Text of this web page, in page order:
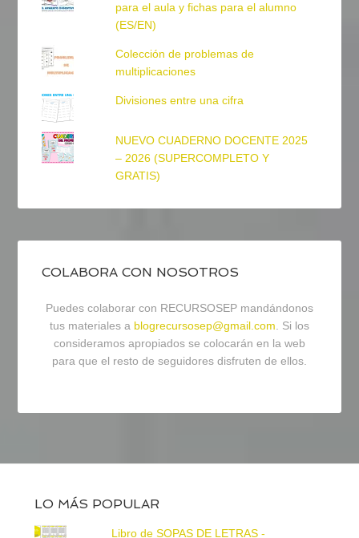
para el aula y fichas para el alumno
(ES/EN)
Colección de problemas de
multiplicaciones
Divisiones entre una cifra
NUEVO CUADERNO DOCENTE 2025
– 2026 (SUPERCOMPLETO Y
GRATIS)
COLABORA CON NOSOTROS
Puedes colaborar con RECURSOSEP mandándonos
tus materiales a blogrecursosep@gmail.com. Si los
consideramos apropiados se colocarán en la web
para que el resto de seguidores disfruten de ellos.
LO MÁS POPULAR
Libro de SOPAS DE LETRAS -